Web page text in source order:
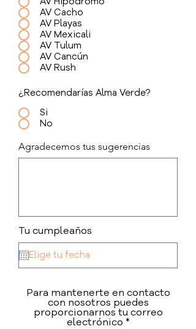
AV Hipódromo
AV Cacho
AV Playas
AV Mexicali
AV Tulum
AV Cancún
AV Rush
¿Recomendarías Alma Verde?
Si
No
Agradecemos tus sugerencias
Tu cumpleaños
Para mantenerte en contacto
con nosotros puedes
proporcionarnos tu correo
electrónico